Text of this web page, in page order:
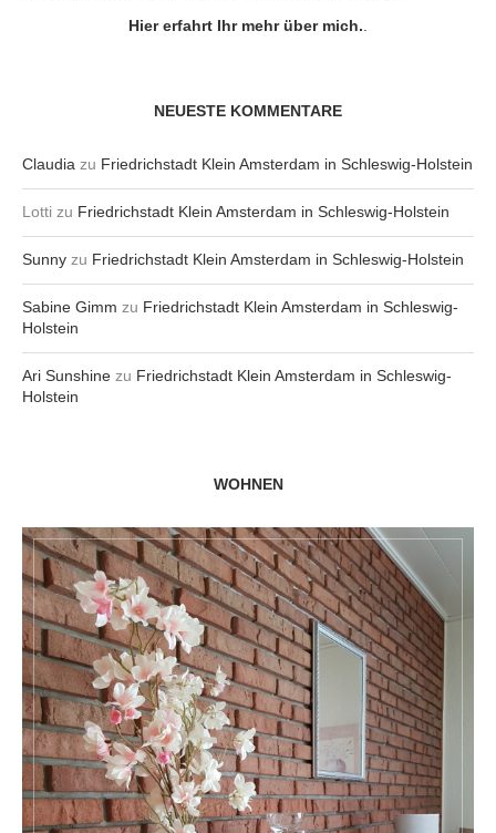
Hier erfahrt Ihr mehr über mich.
NEUESTE KOMMENTARE
Claudia zu Friedrichstadt Klein Amsterdam in Schleswig-Holstein
Lotti zu Friedrichstadt Klein Amsterdam in Schleswig-Holstein
Sunny zu Friedrichstadt Klein Amsterdam in Schleswig-Holstein
Sabine Gimm zu Friedrichstadt Klein Amsterdam in Schleswig-
Holstein
Ari Sunshine zu Friedrichstadt Klein Amsterdam in Schleswig-
Holstein
WOHNEN